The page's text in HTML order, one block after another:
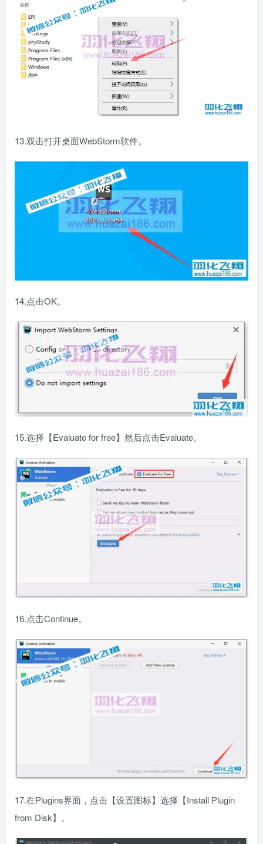
13.双击打开桌面WebStorm软件。
14.点击OK。
15.选择【Evaluate for free】然后点击Evaluate。
16.点击Continue。
17.在Plugins界面，点击【设置图标】选择【Install Plugin
from Disk】。